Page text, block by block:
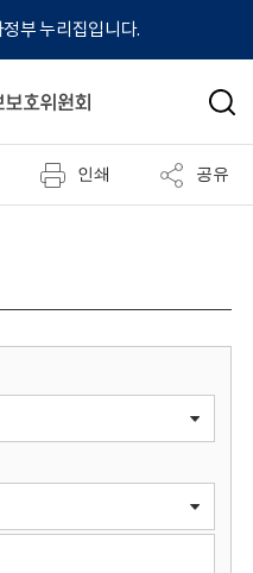
부 누리집입니다.
검
인쇄 공유